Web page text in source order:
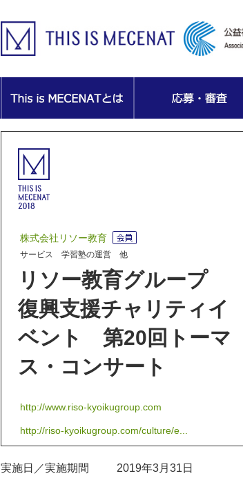
株式会社リソー教育
サービス 学習塾の運営 他
リソー教育グループ
復興支援チャリティイ
ベント 第20回トーマ
ス・コンサート
http://www.riso-kyoikugroup.com
http://riso-kyoikugroup.com/culture/e...
実施日／実施期間
2019年3月31日